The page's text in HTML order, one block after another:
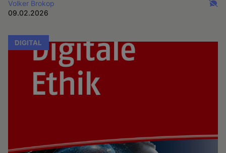
Volker Brokop
09.02.2026
DIGITAL